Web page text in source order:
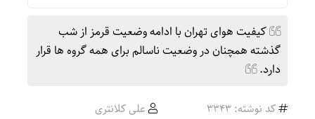
کیفیت هوای تهران با ادامه وضعیت قرمز از شب
گذشته همچنان در وضعیت ناسالم برای همه گروه ها قرار
دارد.
کد نوشته: 3343
علی کلانتری